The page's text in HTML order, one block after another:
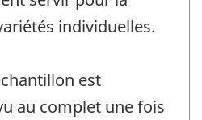
individuelles.
est
au complet une fois